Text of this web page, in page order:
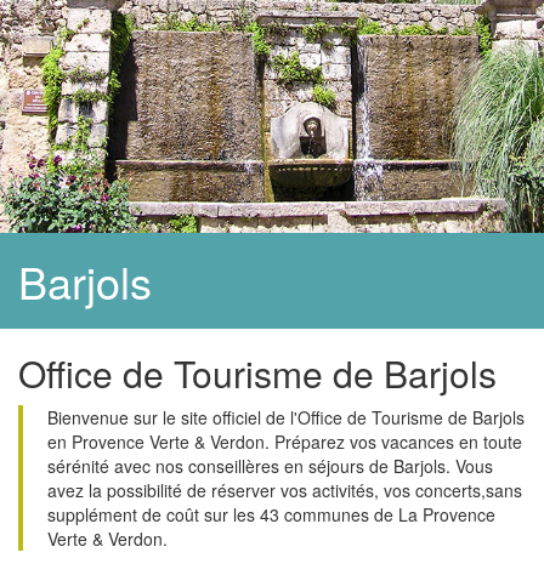
Barjols
Office de Tourisme de Barjols
Bienvenue sur le site officiel de l'Office de Tourisme de Barjols
en Provence Verte & Verdon. Préparez vos vacances en toute
sérénité avec nos conseillères en séjours de Barjols. Vous
avez la possibilité de réserver vos activités, vos concerts,sans
supplément de coût sur les 43 communes de La Provence
Verte & Verdon.